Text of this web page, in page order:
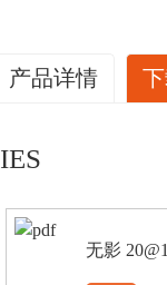
产品详情
IES
无影